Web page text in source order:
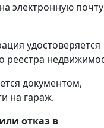
электронную
удостоверяется
реестра
документом,
на гараж.
отказ в